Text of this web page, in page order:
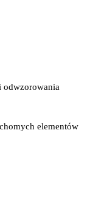
odwzorowania
elementów